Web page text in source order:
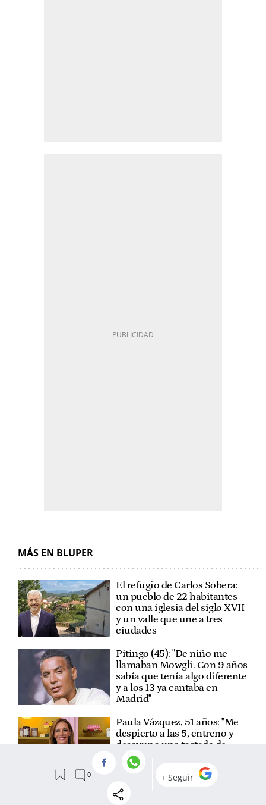
MÁS EN BLUPER
El refugio de Carlos Sobera:
un pueblo de 22 habitantes
con una iglesia del siglo XVII
y un valle que une a tres
ciudades
Pitingo (45): "De niño me
llamaban Mowgli. Con 9 años
sabía que tenía algo diferente
y a los 13 ya cantaba en
Madrid"
Paula Vázquez, 51 años: "Me
despierto a las 5, entreno y
desayuno una tostada de
aguacate, huevos revueltos,
fruta y té"
Yolanda Ramos, 57 años: "Me
acuesto a las 11, a los 10